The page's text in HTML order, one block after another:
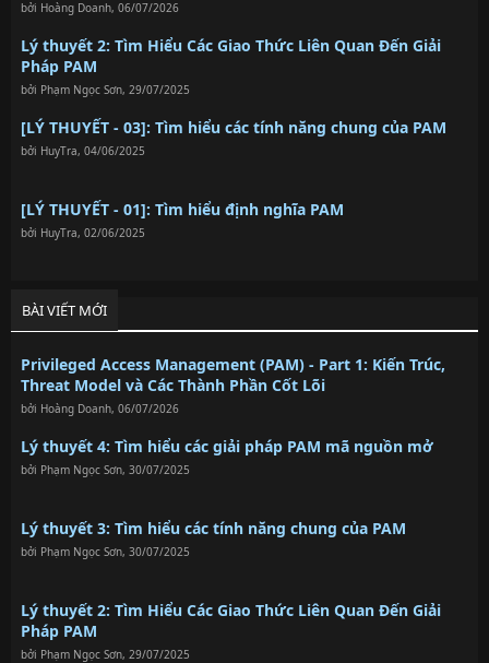
bởi Hoàng Doanh, 06/07/2026
Lý thuyết 2: Tìm Hiểu Các Giao Thức Liên Quan Đến Giải
Pháp PAM
bởi Phạm Ngọc Sơn, 29/07/2025
[LÝ THUYẾT - 03]: Tìm hiểu các tính năng chung của PAM
bởi HuyTra, 04/06/2025
[LÝ THUYẾT - 01]: Tìm hiểu định nghĩa PAM
bởi HuyTra, 02/06/2025
BÀI VIẾT MỚI
Privileged Access Management (PAM) - Part 1: Kiến Trúc,
Threat Model và Các Thành Phần Cốt Lõi
bởi Hoàng Doanh, 06/07/2026
Lý thuyết 4: Tìm hiểu các giải pháp PAM mã nguồn mở
bởi Phạm Ngọc Sơn, 30/07/2025
Lý thuyết 3: Tìm hiểu các tính năng chung của PAM
bởi Phạm Ngọc Sơn, 30/07/2025
Lý thuyết 2: Tìm Hiểu Các Giao Thức Liên Quan Đến Giải
Pháp PAM
bởi Phạm Ngọc Sơn, 29/07/2025